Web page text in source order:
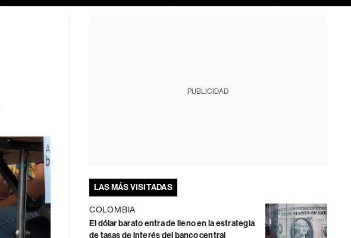
PUBLICIDAD
LAS MÁS VISITADAS
COLOMBIA
El dólar barato entra de lleno en la estrategia
de tasas de interés del banco central